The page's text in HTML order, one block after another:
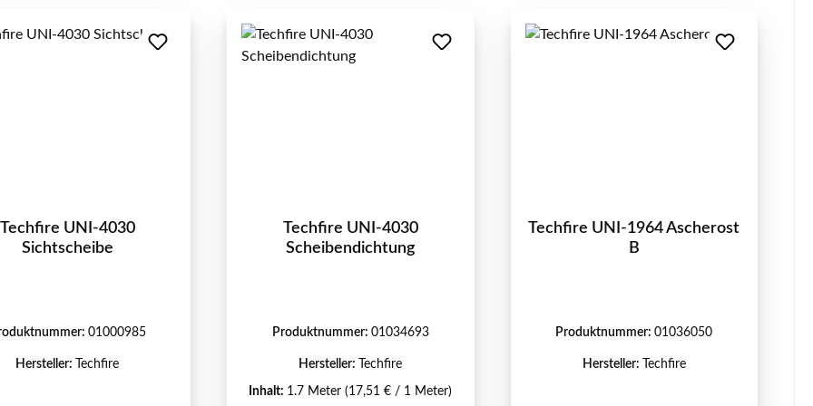
Techfire UNI-4030
Sichtscheibe
01000985
Hersteller: Techfire
Techfire UNI-4030
Scheibendichtung
Produktnummer: 01034693
Hersteller: Techfire
Inhalt: 1.7 Meter(17,51 € / 1 Meter)
Techfire UNI-1964 Ascherost
B
Produktnummer:01036050
Hersteller: Techfire